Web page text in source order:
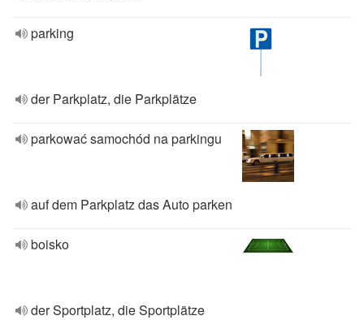
parking
der Parkplatz, die Parkplätze
parkować samochód na parkingu
auf dem Parkplatz das Auto parken
boisko
der Sportplatz, die Sportplätze